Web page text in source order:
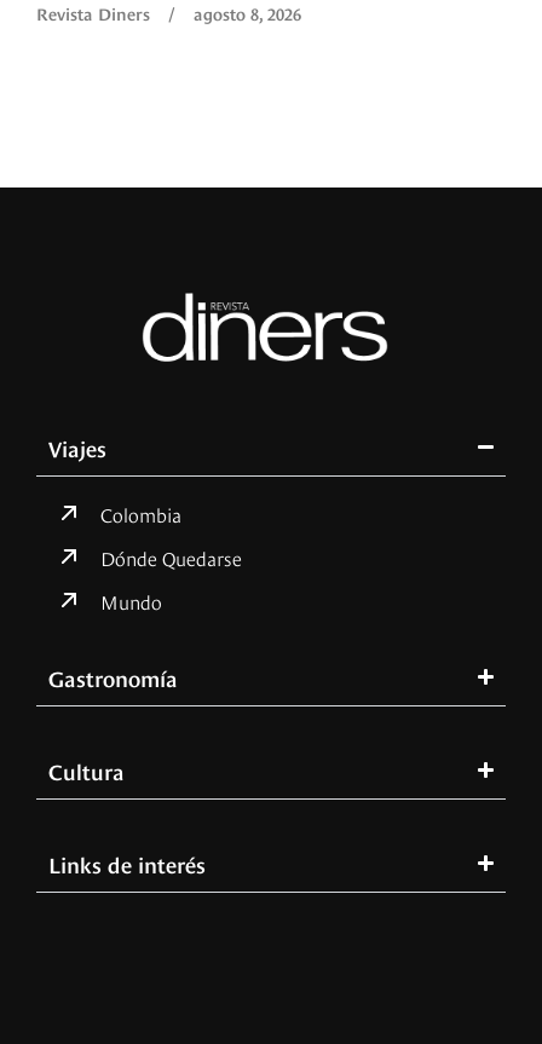
Revista Diners / agosto 8, 2026
Viajes
Colombia
Dónde Quedarse
Mundo
Gastronomía
Cultura
Links de interés